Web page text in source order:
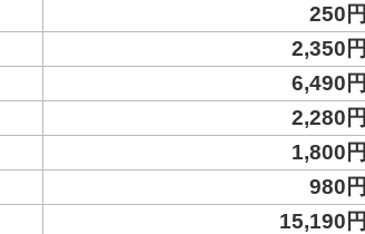
250円
2,350円
6,490円
2,280円
1,800円
980円
15,190円